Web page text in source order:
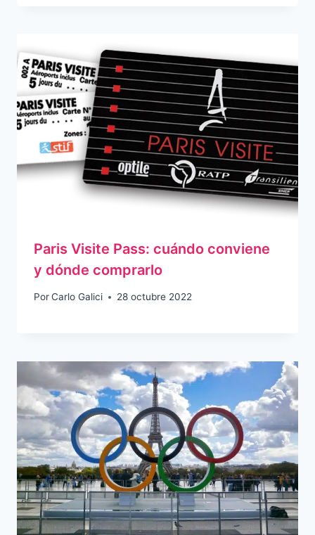
Paris Visite Pass: cuándo conviene
y dónde comprarlo
PorCarlo Galici 28 octubre 2022